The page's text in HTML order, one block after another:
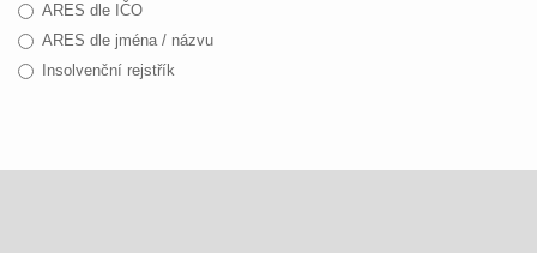
ARES dle IČO
ARES dle jména / názvu
Insolvenční rejstřík